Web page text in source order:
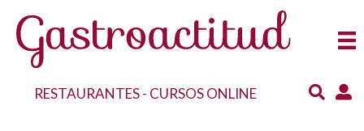
RESTAURANTES- CURSOS ONLINE